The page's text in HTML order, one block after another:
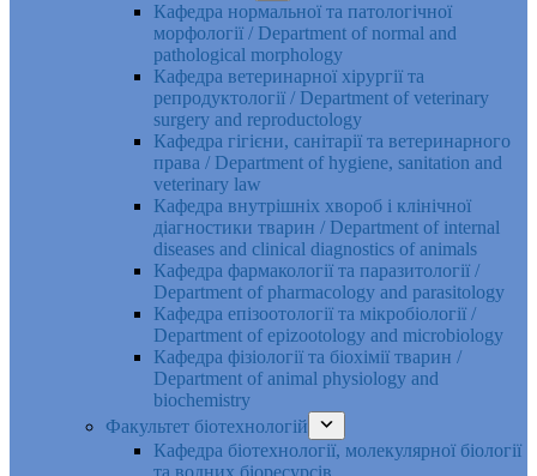
Кафедра нормальної та патологічної
морфології / Department of normal and
pathological morphology
Кафедра ветеринарної хірургії та
репродуктології / Department of veterinary
surgery and reproductology
Кафедра гігієни, санітарії та ветеринарного
права / Department of hygiene, sanitation and
veterinary law
Кафедра внутрішніх хвороб і клінічної
діагностики тварин / Department of internal
diseases and clinical diagnostics of animals
Кафедра фармакології та паразитології /
Department of pharmacology and parasitology
Кафедра епізоотології та мікробіології /
Department of epizootology and microbiology
Кафедра фізіології та біохімії тварин /
Department of animal physiology and
biochemistry
Факультет біотехнологій
Кафедра біотехнології, молекулярної біології
та водних біоресурсів